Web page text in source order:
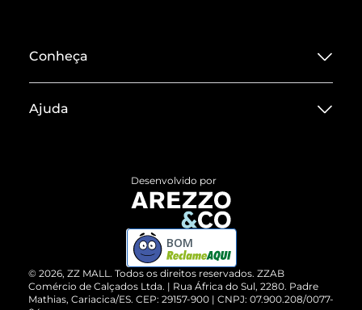
Conheça
Termos de Uso
ZZ MALL é confiável
Cartão Presente
Vendas Corporativas
Ajuda
Devolução do Produto
Compre pelo WhatsApp
© 2026, ZZ MALL. Todos os direitos reservados. ZZAB
Comércio de Calçados Ltda. | Rua África do Sul, 2280. Padre
Mathias, Cariacica/ES. CEP: 29157-900 | CNPJ: 07.900.208/0077-
Desenvolvido por
BOM